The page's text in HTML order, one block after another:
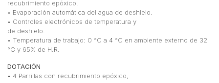
recubrimiento epóxico.
• Evaporación automática del agua de deshielo.
• Controles electrónicos de temperatura y
de deshielo.
• Temperatura de trabajo: 0 °C a 4 °C en ambiente externo de 32
°C y 65% de H.R.
DOTACIÓN
• 4 Parrillas con recubrimiento epóxico,